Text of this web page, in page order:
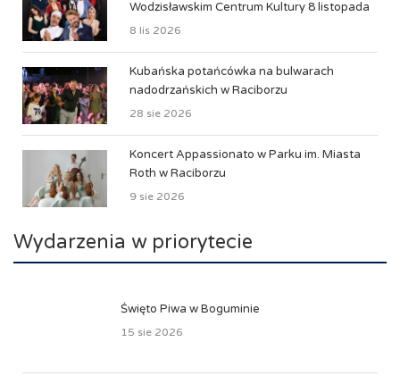
Wodzisławskim Centrum Kultury 8 listopada
8 lis 2026
Kubańska potańcówka na bulwarach
nadodrzańskich w Raciborzu
28 sie 2026
Koncert Appassionato w Parku im. Miasta
Roth w Raciborzu
9 sie 2026
Wydarzenia w priorytecie
Święto Piwa w Boguminie
15 sie 2026